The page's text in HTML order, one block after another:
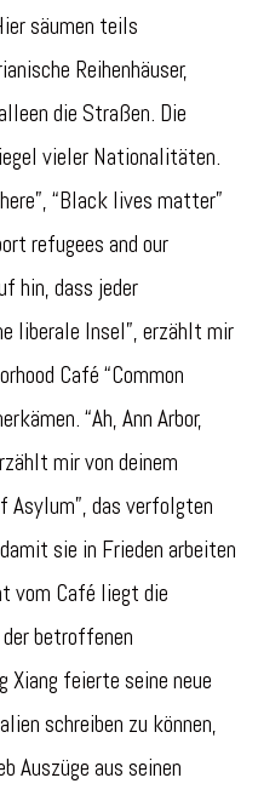
säumen teils
Reihenhäuser,
die Straßen. Die
vieler Nationalitäten.
“Black lives matter”
refugees and our
hin, dass jeder
liberale Insel”, erzählt mir
Café “Common
“Ah, Ann Arbor,
mir von deinem
Asylum”, das verfolgten
sie in Frieden arbeiten
vom Café liegt die
betroffenen
Xiang feierte seine neue
schreiben zu können,
Auszüge aus seinen